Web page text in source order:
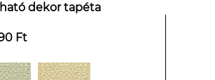
dekor tapéta
Ft